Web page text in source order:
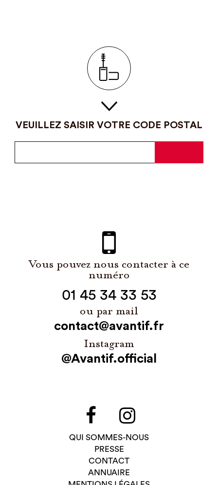
VEUILLEZ SAISIR VOTRE CODE POSTAL
Vous pouvez nous contacter à ce
numéro
01 45 34 33 53
ou par mail
contact@avantif.fr
Instagram
@Avantif.official
QUI SOMMES-NOUS
PRESSE
CONTACT
ANNUAIRE